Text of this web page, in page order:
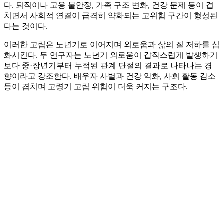
다. 퇴직이나 고용 불안정, 가족 구조 변화, 건강 문제 등이 겹
치면서 사회적 연결이 급격히 약화되는 고위험 구간이 형성된
다는 것이다.
이러한 고립은 노년기로 이어지며 외로움과 삶의 질 저하를 심
화시킨다. 두 연구자는 노년기 외로움이 갑작스럽게 발생하기
보다 중·장년기부터 누적된 관계 단절의 결과로 나타나는 경
향이라고 강조한다. 배우자 사별과 건강 악화, 사회 활동 감소
등이 겹치며 고령기 고립 위험이 더욱 커지는 구조다.